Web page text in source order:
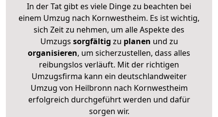
In der Tat gibt es viele Dinge zu beachten bei
einem Umzug nach Kornwestheim. Es ist wichtig,
sich Zeit zu nehmen, um alle Aspekte des
Umzugs sorgfältig zu planen und zu
organisieren, um sicherzustellen, dass alles
reibungslos verläuft. Mit der richtigen
Umzugsfirma kann ein deutschlandweiter
Umzug von Heilbronn nach Kornwestheim
erfolgreich durchgeführt werden und dafür
sorgen wir.